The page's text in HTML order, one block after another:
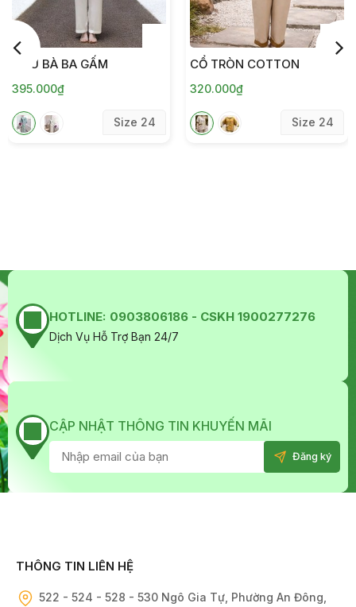
KIỂU BÀ BA GẤM
395.000₫
Size 24
CỔ TRÒN COTTON
320.000₫
Size 24
HOTLINE: 0903806186 - CSKH 1900277276
Dịch Vụ Hỗ Trợ Bạn 24/7
CẬP NHẬT THÔNG TIN KHUYẾN MÃI
THÔNG TIN LIÊN HỆ
522 - 524 - 528 - 530 Ngô Gia Tự, Phường An Đông,